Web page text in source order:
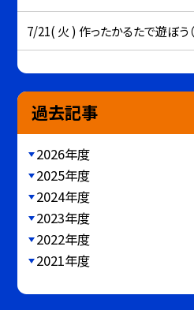
7/21( 火 ) 作ったかるたで遊ぼう
過去記事
2026年度
2025年度
2024年度
2023年度
2022年度
2021年度